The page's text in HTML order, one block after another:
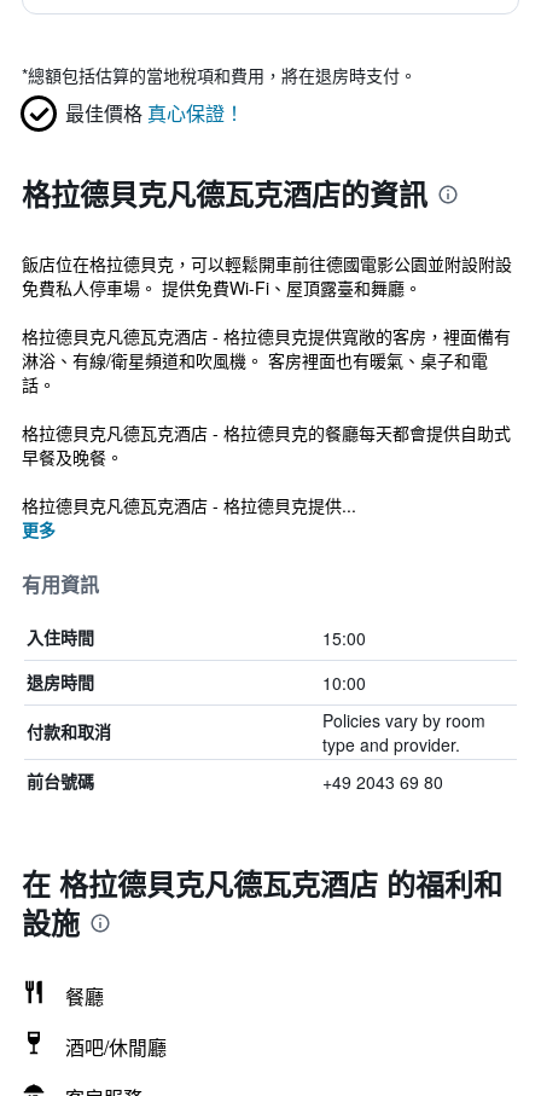
*總額包括估算的當地稅項和費用，將在退房時支付。
最佳價格 真心保證！
格拉德貝克凡德瓦克酒店的資訊
飯店位在格拉德貝克，可以輕鬆開車前往德國電影公園並附設附設
免費私人停車場。 提供免費Wi-Fi、屋頂露臺和舞廳。
格拉德貝克凡德瓦克酒店 - 格拉德貝克提供寬敞的客房，裡面備有
淋浴、有線/衛星頻道和吹風機。 客房裡面也有暖氣、桌子和電
話。
格拉德貝克凡德瓦克酒店 - 格拉德貝克的餐廳每天都會提供自助式
早餐及晚餐。
格拉德貝克凡德瓦克酒店 - 格拉德貝克提供...
更多
有用資訊
入住時間 15:00
退房時間 10:00
付款和取消
Policies vary by room
type and provider.
前台號碼 +49 2043 69 80
在 格拉德貝克凡德瓦克酒店 的福利和
設施
餐廳
酒吧/休閒廳